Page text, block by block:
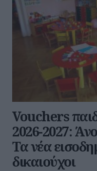
Vouchers
2026-2027:
Τα νέα
δικαιούχοι